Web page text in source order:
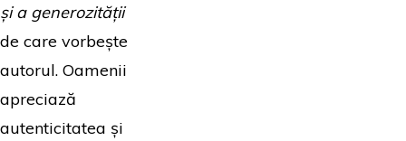
și a generozității
de care vorbește
autorul. Oamenii
apreciază
autenticitatea și